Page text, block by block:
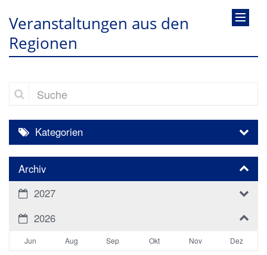
Veranstaltungen aus den
Regionen
Suche
Kategorien
Archiv
2027
2026
Jun Aug Sep Okt Nov Dez